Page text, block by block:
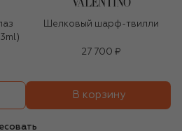
Шелковый шарф-твилли
27 700 ₽
В корзину